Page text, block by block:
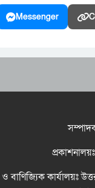
Messenger
ও বাণিজ্যিক কার্যালয়ঃ